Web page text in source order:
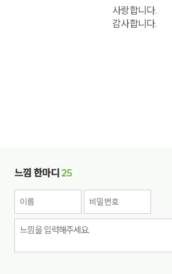
사랑합니다.
감사합니다.
느낌 한마디25